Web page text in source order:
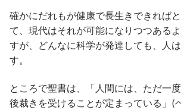
確かにだれもが健康で長生きできれば
て、現代はそれが可能になりつつある
すが、どんなに科学が発達しても、人
す。
ところで聖書は、「人間には、ただ一
後裁きを受けることが定まっている」(